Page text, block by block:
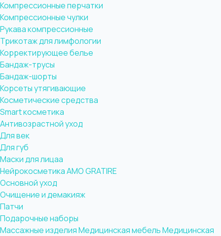
Компрессионные перчатки
Компрессионные чулки
Рукава компрессионные
Трикотаж для лимфологии
Корректирующее белье
Бандаж-трусы
Бандаж-шорты
Корсеты утягивающие
Косметические средства
Smart косметика
Антивозрастной уход
Для век
Для губ
Маски для лицаа
Нейрокосметика AMO GRATIRE
Основной уход
Очищение и демакияж
Патчи
Подарочные наборы
Массажные изделияМедицинская мебельМедицинская